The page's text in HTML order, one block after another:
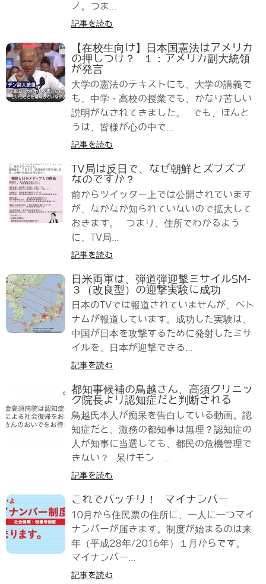
ノ。つま...
記事を読む
【在校生向け】日本国憲法はアメリカ
の押しつけ？ １：アメリカ副大統領
が発言
大学の憲法のテキストにも、大学の講義で
も、中学・高校の授業でも、かなり苦しい
説明がなされてきました。 でも、ほんと
うは、皆様が心の中で...
記事を読む
TV局は反日で、なぜ朝鮮とズブズブ
なのですか？
前からツイッター上では公開されています
が、なかなか知られていないので拡大して
おきます。 つまり、住所でわかるよう
に、TV局...
記事を読む
日米両軍は、弾道弾迎撃ミサイルSM-
３（改良型）の迎撃実験に成功
日本のTVでは報道されていませんが、ベト
ナムが報道しています。成功した実験は、
中国が日本を攻撃するために発射したミサ
イルを、日本が迎撃できる...
記事を読む
都知事候補の鳥越さん、高須クリニッ
ク院長より認知症だと判断される
鳥越氏本人が痴呆を告白している動画。認
知症だと、激務の都知事は無理？認知症の
人が知事に当選しても、都民の危機管理で
きない？ 呆けモン ...
記事を読む
これでバッチリ！ マイナンバー
10月から住民票の住所に、一人に一つマイ
ナンバーが届きます。制度が始まるのは来
年（平成28年/2016年）１月からです。
マイナンバー...
記事を読む